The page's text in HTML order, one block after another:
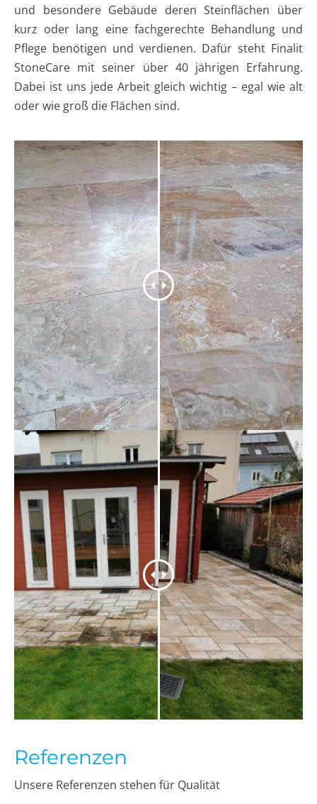
und besondere Gebäude deren Steinflächen über
kurz oder lang eine fachgerechte Behandlung und
Pflege benötigen und verdienen. Dafür steht Finalit
StoneCare mit seiner über 40 jährigen Erfahrung.
Dabei ist uns jede Arbeit gleich wichtig – egal wie alt
oder wie groß die Flächen sind.
Referenzen
Unsere Referenzen stehen für Qualität